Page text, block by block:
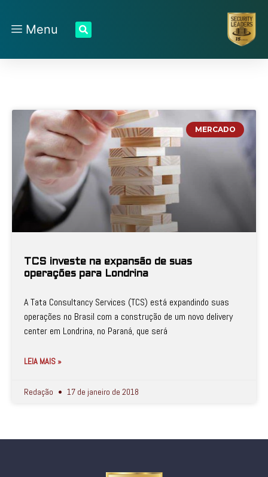
Menu
MERCADO
TCS investe na expansão de suas
operações para Londrina
A Tata Consultancy Services (TCS) está expandindo suas
operações no Brasil com a construção de um novo delivery
center em Londrina, no Paraná, que será
LEIA MAIS »
Redação 17 de janeiro de 2018